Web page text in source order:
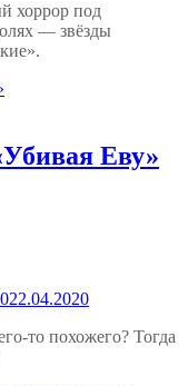
хоррор под
— звёзды
Еву»
22.04.2020
то похожего? Тогда